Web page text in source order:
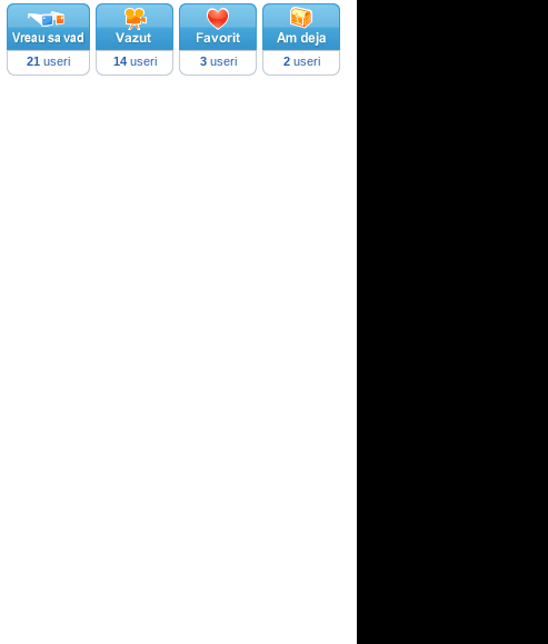
21 useri 14useri 3useri 2useri